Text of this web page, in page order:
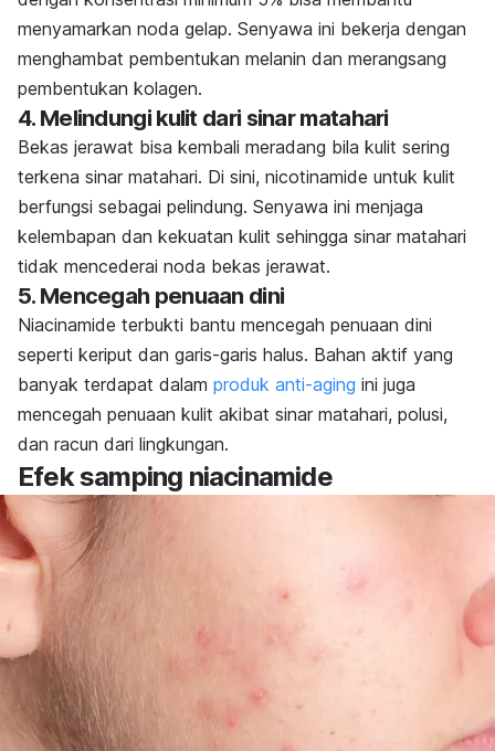
menyamarkan noda gelap. Senyawa ini bekerja dengan
menghambat pembentukan melanin dan merangsang
pembentukan kolagen.
4. Melindungi kulit dari sinar matahari
Bekas jerawat bisa kembali meradang bila kulit sering
terkena sinar matahari. Di sini, nicotinamide untuk kulit
berfungsi sebagai pelindung. Senyawa ini menjaga
kelembapan dan kekuatan kulit sehingga sinar matahari
tidak mencederai noda bekas jerawat.
5. Mencegah penuaan dini
Niacinamide terbukti bantu mencegah penuaan dini
seperti keriput dan garis-garis halus. Bahan aktif yang
banyak terdapat dalam produk anti-aging ini juga
mencegah penuaan kulit akibat sinar matahari, polusi,
dan racun dari lingkungan.
Efek samping niacinamide